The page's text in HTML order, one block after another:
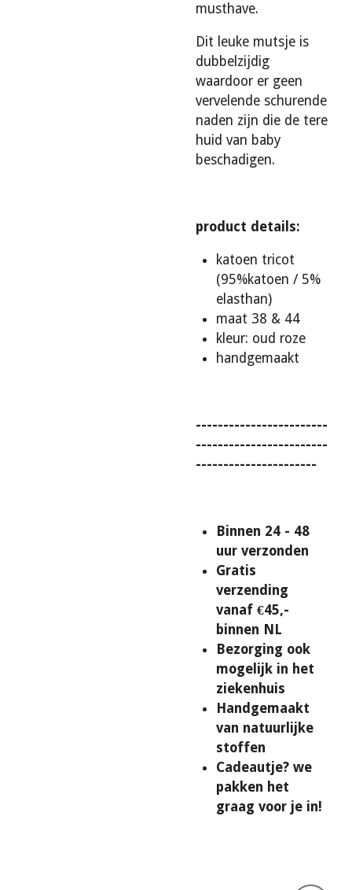
musthave.
Dit leuke mutsje is
dubbelzijdig
waardoor er geen
vervelende schurende
naden zijn die de tere
huid van baby
beschadigen.
product details:
katoen tricot
(95%katoen / 5%
elasthan)
maat 38 & 44
kleur: oud roze
handgemaakt
------------------------
------------------------
----------------------
Binnen 24 - 48
uur verzonden
Gratis
verzending
vanaf €45,-
binnen NL
Bezorging ook
mogelijk in het
ziekenhuis
Handgemaakt
van natuurlijke
stoffen
Cadeautje? we
pakken het
graag voor je in!